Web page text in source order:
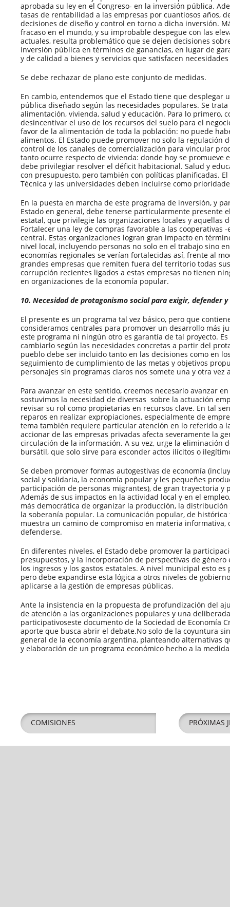
aprobada su ley en el Congreso- en la inversión pública.
tasas de rentabilidad a las empresas por cuantiosos años,
decisiones de diseño y control en torno a dicha inversión.
fracaso en el mundo, y su improbable despegue con las
actuales, resulta problemático que se dejen decisiones
inversión pública en términos de ganancias, en lugar de
y de calidad a bienes y servicios que satisfacen
Se debe rechazar de plano este conjunto de medidas.
En cambio, entendemos que el Estado tiene que desplegar
pública diseñado según las necesidades populares. Se
alimentación, vivienda, salud y educación. Para lo primero,
desincentivar el uso de los recursos del suelo para el
favor de la alimentación de toda la población: no puede
alimentos. El Estado puede promover no solo la regulación
control de los canales de comercialización para vincular
tanto ocurre respecto de vivienda: donde hoy se promueve
debe privilegiar resolver el déficit habitacional. Salud y
con presupuesto, pero también con políticas planificadas. El
Técnica y las universidades deben incluirse como
En la puesta en marcha de este programa de inversión, y
Estado en general, debe tenerse particularmente presente
estatal, que privilegie las organizaciones locales y aquellas
Fortalecer una ley de compras favorable a las cooperativas
central. Estas organizaciones logran gran impacto en
nivel local, incluyendo personas no solo en el trabajo sino
economías regionales se verían fortalecidas así, frente al
grandes empresas que remiten fuera del territorio todas
corrupción recientes ligados a estas empresas no tienen
en organizaciones de la economía popular.
10. Necesidad de protagonismo social para exigir, defender
El presente es un programa tal vez básico, pero que
consideramos centrales para promover un desarrollo más
este programa ni ningún otro es garantía de tal proyecto.
cambiarlo según las necesidades concretas a partir del
pueblo debe ser incluido tanto en las decisiones como en
seguimiento de cumplimiento de las metas y objetivos
personajes sin programas claros nos somete una y otra vez
Para avanzar en este sentido, creemos necesario avanzar
sostuvimos la necesidad de diversas sobre la actuación
revisar su rol como propietarias en recursos clave. En tal
reparos en realizar expropiaciones, especialmente de
tema también requiere particular atención en lo referido a
accionar de las empresas privadas afecta severamente la
circulación de la información. A su vez, urge la eliminación
bursátil, que solo sirve para esconder actos ilícitos o
Se deben promover formas autogestivas de economía
social y solidaria, la economía popular y les pequeñes
participación de personas migrantes), de gran trayectoria y
Además de sus impactos en la actividad local y en el
más democrática de organizar la producción, la
la soberanía popular. La comunicación popular, de
muestra un camino de compromiso en materia informativa,
defenderse.
En diferentes niveles, el Estado debe promover la
presupuestos, y la incorporación de perspectivas de
los ingresos y los gastos estatales. A nivel municipal esto
pero debe expandirse esta lógica a otros niveles de
aplicarse a la gestión de empresas públicas.
Ante la insistencia en la propuesta de profundización del
de atención a las organizaciones populares y una
participativoseste documento de la Sociedad de Economía
aporte que busca abrir el debate.No solo de la coyuntura
general de la economía argentina, planteando alternativas
y elaboración de un programa económico hecho a la
COMISIONES PRÓXIMAS